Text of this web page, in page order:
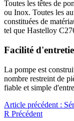
Toutes les têtes de
ou Inox. Toutes les
constituées de
tel que Hastelloy
Facilité
La pompe est
nombre restreint de
fiable et simple
Article précédent :
R Précédent